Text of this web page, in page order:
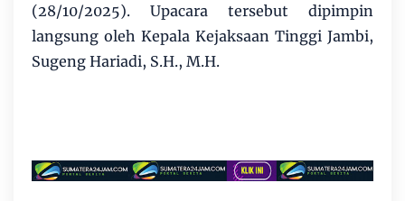
(28/10/2025). Upacara tersebut dipimpin
langsung oleh Kepala Kejaksaan Tinggi Jambi,
Sugeng Hariadi, S.H., M.H.